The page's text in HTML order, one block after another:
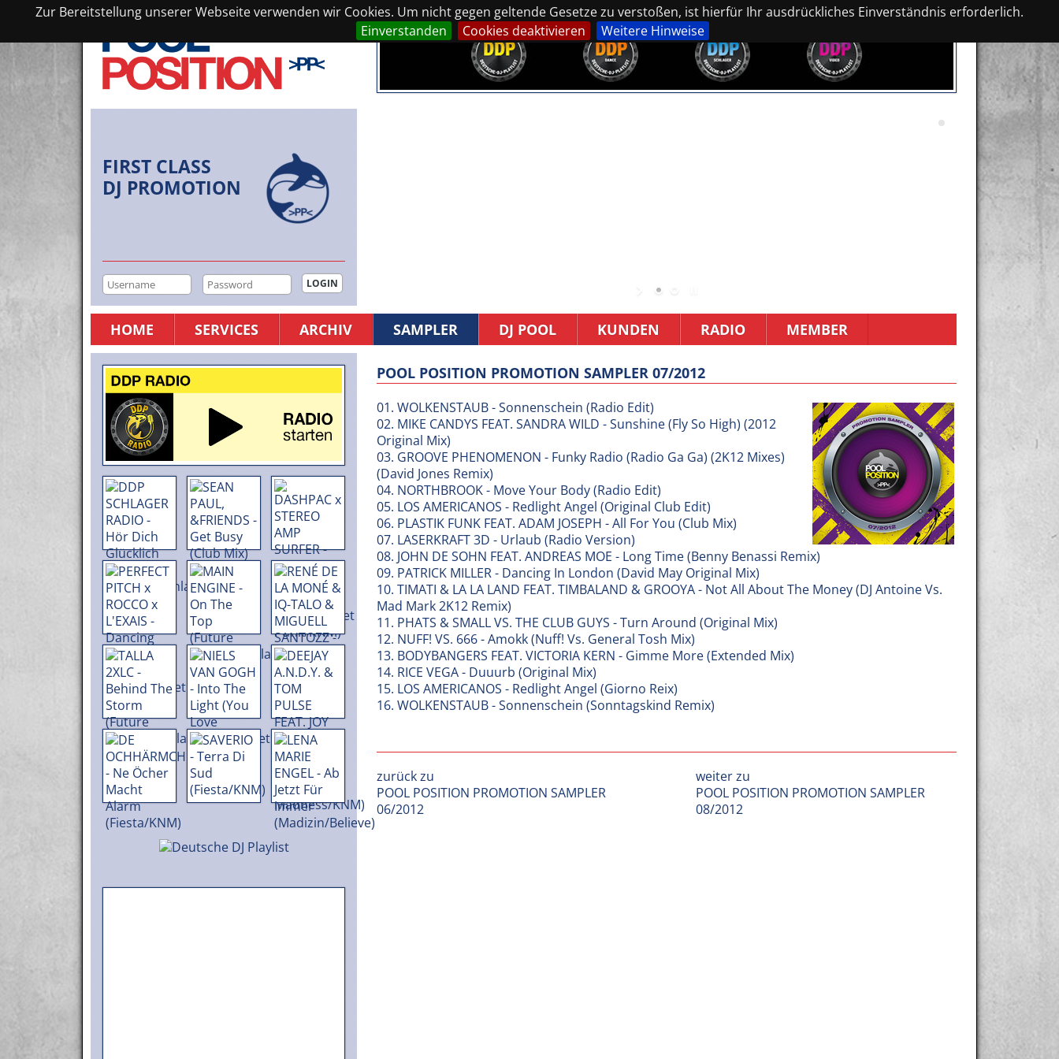
Zur Bereitstellung unserer Webseite verwenden wir Cookies. Um nicht gegen geltende Gesetze zu verstoßen, ist hierfür Ihr ausdrückliches Einverständnis erforderlich.
Einverstanden
Cookies deaktivieren Weitere Hinweise
FIRST CLASS
DJ PROMOTION
HOME SERVICES ARCHIV SAMPLER DJ POOL KUNDEN RADIO MEMBER
POOL POSITION PROMOTION SAMPLER 07/2012
01. WOLKENSTAUB - Sonnenschein (Radio Edit)
02. MIKE CANDYS FEAT. SANDRA WILD - Sunshine (Fly So High) (2012
Original Mix)
03. GROOVE PHENOMENON - Funky Radio (Radio Ga Ga) (2K12 Mixes)
(David Jones Remix)
04. NORTHBROOK - Move Your Body (Radio Edit)
05. LOS AMERICANOS - Redlight Angel (Original Club Edit)
06. PLASTIK FUNK FEAT. ADAM JOSEPH - All For You (Club Mix)
07. LASERKRAFT 3D - Urlaub (Radio Version)
08. JOHN DE SOHN FEAT. ANDREAS MOE - Long Time (Benny Benassi Remix)
09. PATRICK MILLER - Dancing In London (David May Original Mix)
10. TIMATI & LA LA LAND FEAT. TIMBALAND & GROOYA - Not All About The Money (DJ Antoine Vs.
Mad Mark 2K12 Remix)
11. PHATS & SMALL VS. THE CLUB GUYS - Turn Around (Original Mix)
12. NUFF! VS. 666 - Amokk (Nuff! Vs. General Tosh Mix)
13. BODYBANGERS FEAT. VICTORIA KERN - Gimme More (Extended Mix)
14. RICE VEGA - Duuurb (Original Mix)
15. LOS AMERICANOS - Redlight Angel (Giorno Reix)
16. WOLKENSTAUB - Sonnenschein (Sonntagskind Remix)
zurück zu
POOL POSITION PROMOTION SAMPLER
06/2012
weiter zu
POOL POSITION PROMOTION SAMPLER
08/2012